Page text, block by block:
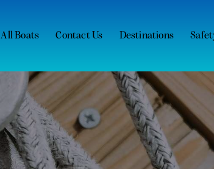
All Boats Contact Us Destinations